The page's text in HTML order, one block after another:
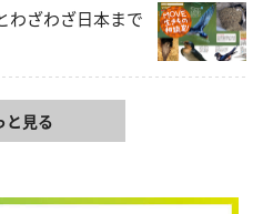
わざわざ日本まで
と見る